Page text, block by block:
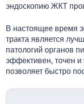
эндоскопию ЖКТ
В настоящее время
тракта является
патологий органов
эффективен, точен
позволяет быстро